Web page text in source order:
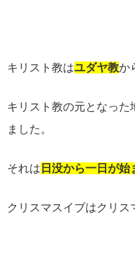
キリスト教はユダヤ教か
キリスト教の元となった
ました。
それは 日没から一日が始
クリスマスイブはクリス